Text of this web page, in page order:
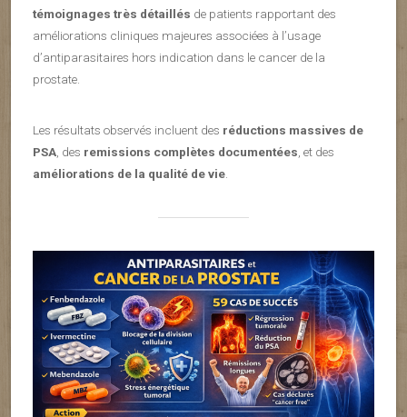
témoignages très détaillés de patients rapportant des
améliorations cliniques majeures associées à l’usage
d’antiparasitaires hors indication dans le cancer de la
prostate.
Les résultats observés incluent des réductions massives de
PSA , des remissions complètes documentées , et des
améliorations de la qualité de vie